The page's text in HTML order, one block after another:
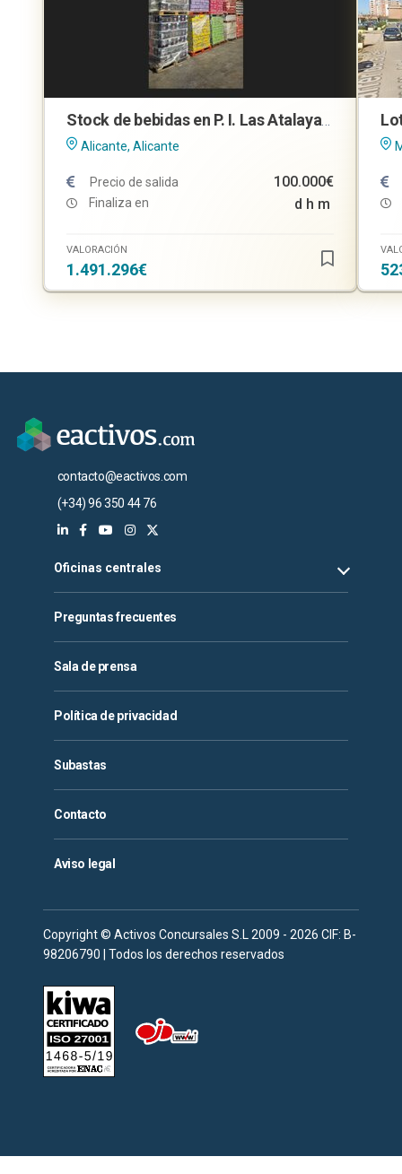
Stock de bebidas en P. I. Las Atalayas, Alicante
Alicante, Alicante
Precio de salida 100.000€
Finaliza en d h m
VALORACIÓN
1.491.296€
contacto@eactivos.com
(+34) 96 350 44 76
Oficinas centrales
Preguntas frecuentes
Sala de prensa
Política de privacidad
Subastas
Contacto
Aviso legal
Copyright © Activos Concursales S.L 2009 - 2026 CIF: B-
98206790 | Todos los derechos reservados